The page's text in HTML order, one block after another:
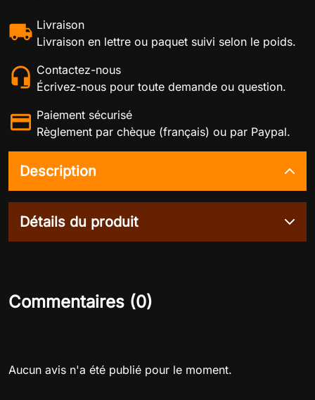
Livraison
Livraison en lettre ou paquet suivi selon le poids.
Contactez-nous
Écrivez-nous pour toute demande ou question.
Paiement sécurisé
Règlement par chèque (français) ou par Paypal.
Description
Détails du produit
Commentaires (0)
Aucun avis n'a été publié pour le moment.